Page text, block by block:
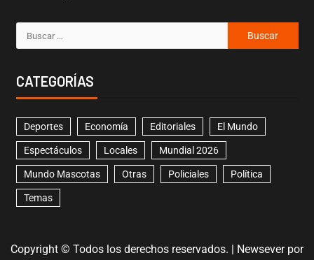
CATEGORÍAS
Deportes Economía Editoriales El Mundo
Espectáculos Locales Mundial 2026
Mundo Mascotas Otras Policiales Política
Temas
Copyright © Todos los derechos reservados. Newseverpor